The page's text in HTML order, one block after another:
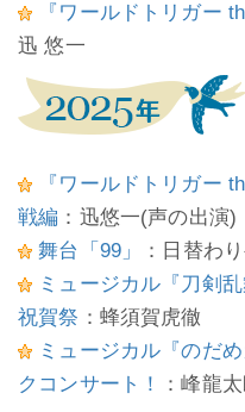
『ワールドトリガー
迅 悠一
『ワールドトリガー
戦編 ：迅悠一(声の出演)
舞台「99」
：日替わ
ミュージカル『刀剣
祝賀祭 ：蜂須賀虎徹
ミュージカル『のだ
クコンサート！
：峰龍